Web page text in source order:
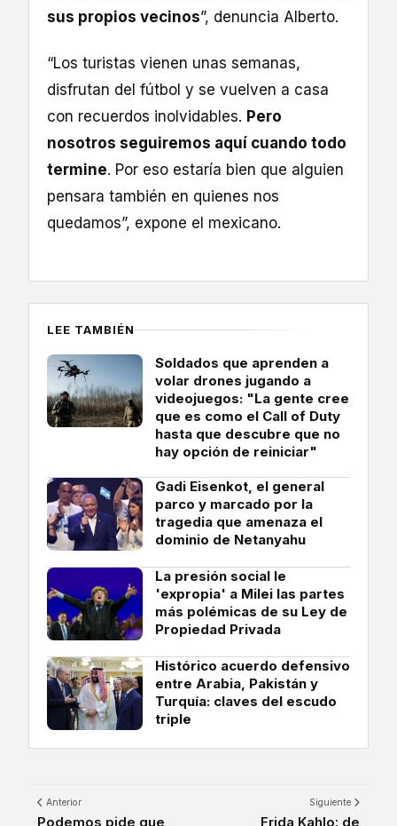
sus propios vecinos”, denuncia Alberto.
“Los turistas vienen unas semanas,
disfrutan del fútbol y se vuelven a casa
con recuerdos inolvidables. Pero
nosotros seguiremos aquí cuando todo
termine. Por eso estaría bien que alguien
pensara también en quienes nos
quedamos”, expone el mexicano.
LEE TAMBIÉN
Soldados que aprenden a
volar drones jugando a
videojuegos: "La gente cree
que es como el Call of Duty
hasta que descubre que no
hay opción de reiniciar"
Gadi Eisenkot, el general
parco y marcado por la
tragedia que amenaza el
dominio de Netanyahu
La presión social le
'expropia' a Milei las partes
más polémicas de su Ley de
Propiedad Privada
Histórico acuerdo defensivo
entre Arabia, Pakistán y
Turquía: claves del escudo
triple
Anterior
Podemos pide que
Siguiente
Frida Kahlo: de